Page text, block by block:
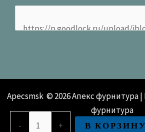
Apecsmsk © 2026 Апекс фурнитура |
фурнитура
-
+ В КОРЗИНУ